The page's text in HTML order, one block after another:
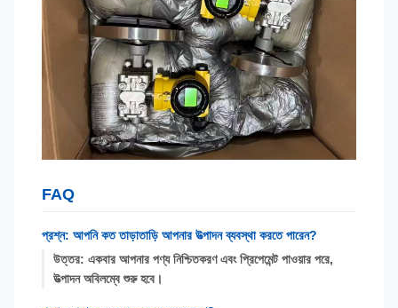
FAQ
প্রশ্ন: আপনি কত তাড়াতাড়ি আপনার উত্পাদন ব্যবস্থা করতে পারেন?
উত্তর: একবার আপনার পণ্য নিশ্চিতকরণ এবং প্রিপেমেন্ট পাওয়ার পরে,
উত্পাদন অবিলম্বে শুরু হবে।